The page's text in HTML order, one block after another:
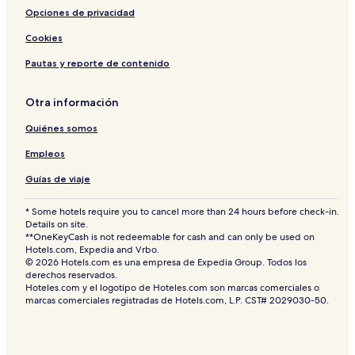
Opciones de privacidad
Cookies
Pautas y reporte de contenido
Otra información
Quiénes somos
Empleos
Guías de viaje
* Some hotels require you to cancel more than 24 hours before check-in.
Details on site.
**OneKeyCash is not redeemable for cash and can only be used on
Hotels.com, Expedia and Vrbo.
© 2026 Hotels.com es una empresa de Expedia Group. Todos los
derechos reservados.
Hoteles.com y el logotipo de Hoteles.com son marcas comerciales o
marcas comerciales registradas de Hotels.com, L.P. CST# 2029030-50.